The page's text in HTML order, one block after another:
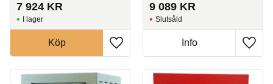
7 924 KR
Lägg till i favoriter
I lager
Köp
9 089 KR
Lägg
Slutsåld
Info